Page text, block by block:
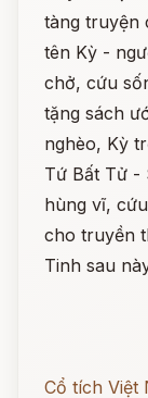
tàng truyện
tên Kỳ -
chở, cứu
tặng sách
nghèo, Kỳ
Tứ Bất Tử -
hùng vĩ,
cho truyền
Tinh sau
Cổ tích Việt